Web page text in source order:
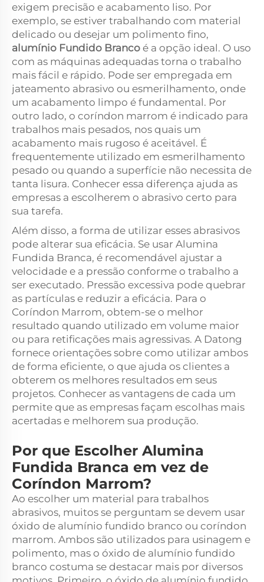
exigem precisão e acabamento liso. Por
exemplo, se estiver trabalhando com material
delicado ou desejar um polimento fino,
alumínio Fundido Branco é a opção ideal. O uso
com as máquinas adequadas torna o trabalho
mais fácil e rápido. Pode ser empregada em
jateamento abrasivo ou esmerilhamento, onde
um acabamento limpo é fundamental. Por
outro lado, o coríndon marrom é indicado para
trabalhos mais pesados, nos quais um
acabamento mais rugoso é aceitável. É
frequentemente utilizado em esmerilhamento
pesado ou quando a superfície não necessita de
tanta lisura. Conhecer essa diferença ajuda as
empresas a escolherem o abrasivo certo para
sua tarefa.
Além disso, a forma de utilizar esses abrasivos
pode alterar sua eficácia. Se usar Alumina
Fundida Branca, é recomendável ajustar a
velocidade e a pressão conforme o trabalho a
ser executado. Pressão excessiva pode quebrar
as partículas e reduzir a eficácia. Para o
Coríndon Marrom, obtem-se o melhor
resultado quando utilizado em volume maior
ou para retificações mais agressivas. A Datong
fornece orientações sobre como utilizar ambos
de forma eficiente, o que ajuda os clientes a
obterem os melhores resultados em seus
projetos. Conhecer as vantagens de cada um
permite que as empresas façam escolhas mais
acertadas e melhorem sua produção.
Por que Escolher Alumina
Fundida Branca em vez de
Coríndon Marrom?
Ao escolher um material para trabalhos
abrasivos, muitos se perguntam se devem usar
óxido de alumínio fundido branco ou coríndon
marrom. Ambos são utilizados para usinagem e
polimento, mas o óxido de alumínio fundido
branco costuma se destacar mais por diversos